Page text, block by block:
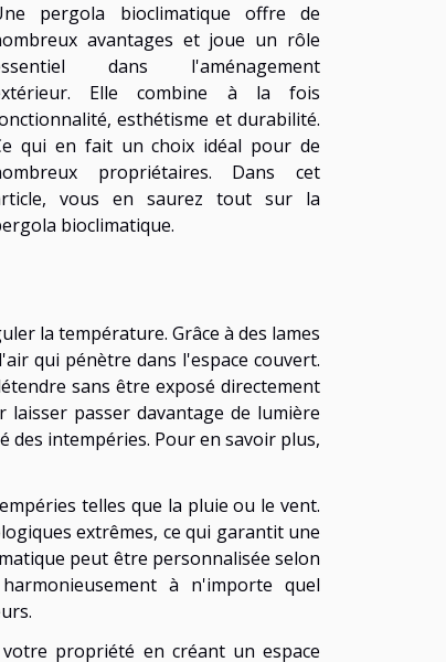
pergola bioclimatique offre de
avantages et joue un rôle
dans l'aménagement
Elle combine à la fois
esthétisme et durabilité.
qui en fait un choix idéal pour de
propriétaires. Dans cet
vous en saurez tout sur la
bioclimatique.
la température. Grâce à des lames
qui pénètre dans l'espace couvert.
sans être exposé directement
passer davantage de lumière
intempéries. Pour en savoir plus,
telles que la pluie ou le vent.
extrêmes, ce qui garantit une
peut être personnalisée selon
à n'importe quel
propriété en créant un espace